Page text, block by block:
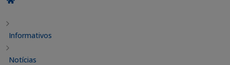
Informativos
Notícias